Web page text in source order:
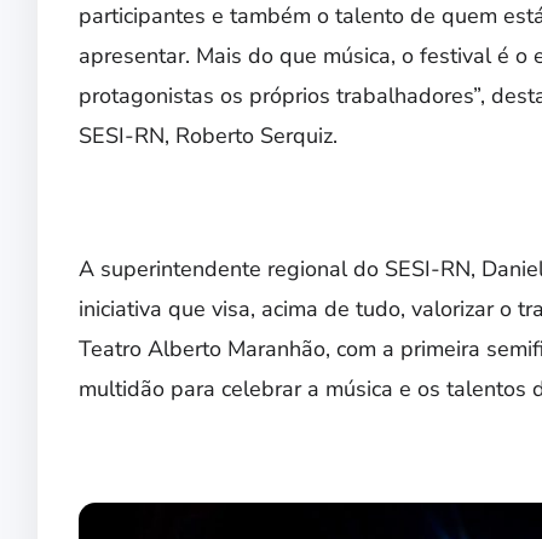
participantes e também o talento de quem
apresentar. Mais do que música, o festival é
protagonistas os próprios trabalhadores”,
SESI-RN, Roberto Serquiz.
A superintendente regional do SESI-RN,
iniciativa que visa, acima de tudo, valorizar o
Teatro Alberto Maranhão, com a primeira
multidão para celebrar a música e os talentos